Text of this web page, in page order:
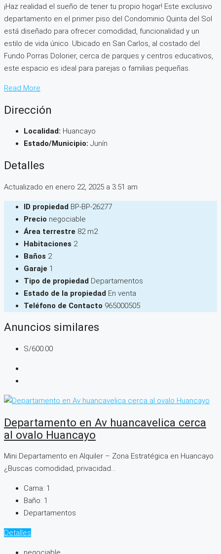
¡Haz realidad el sueño de tener tu propio hogar! Este exclusivo
departamento en el primer piso del Condominio Quinta del Sol
está diseñado para ofrecer comodidad, funcionalidad y un
estilo de vida único. Ubicado en San Carlos, al costado del
Fundo Porras Dolorier, cerca de parques y centros educativos,
este espacio es ideal para parejas o familias pequeñas.
Read More
Dirección
Localidad: Huancayo
Estado/Municipio: Junín
Detalles
Actualizado en enero 22, 2025 a 3:51 am
ID propiedad BP-BP-26277
Precio negociable
Área terrestre 82 m2
Habitaciones 2
Baños 2
Garaje 1
Tipo de propiedad Departamentos
Estado de la propiedad En venta
Teléfono de Contacto 965000505
Anuncios similares
S/600.00
Departamento en Av huancavelica cerca
al ovalo Huancayo
Mini Departamento en Alquiler – Zona Estratégica en Huancayo
¿Buscas comodidad, privacidad...
Cama: 1
Baño: 1
Departamentos
Detalles